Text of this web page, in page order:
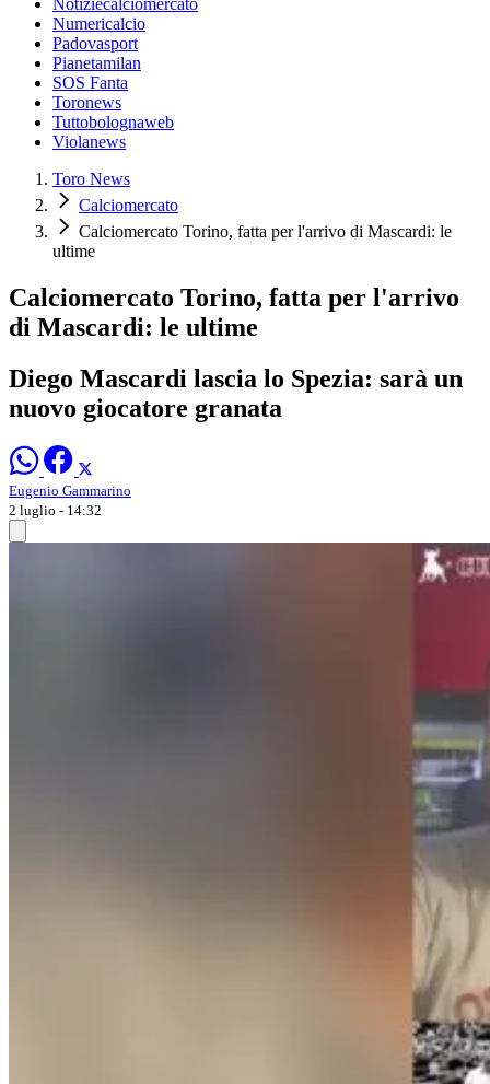
Notiziecalciomercato
Numericalcio
Padovasport
Pianetamilan
SOS Fanta
Toronews
Tuttobolognaweb
Violanews
Toro News
Calciomercato
Calciomercato Torino, fatta per l'arrivo di Mascardi: le
ultime
Calciomercato Torino, fatta per l'arrivo
di Mascardi: le ultime
Diego Mascardi lascia lo Spezia: sarà un
nuovo giocatore granata
Eugenio Gammarino
2 luglio - 14:32